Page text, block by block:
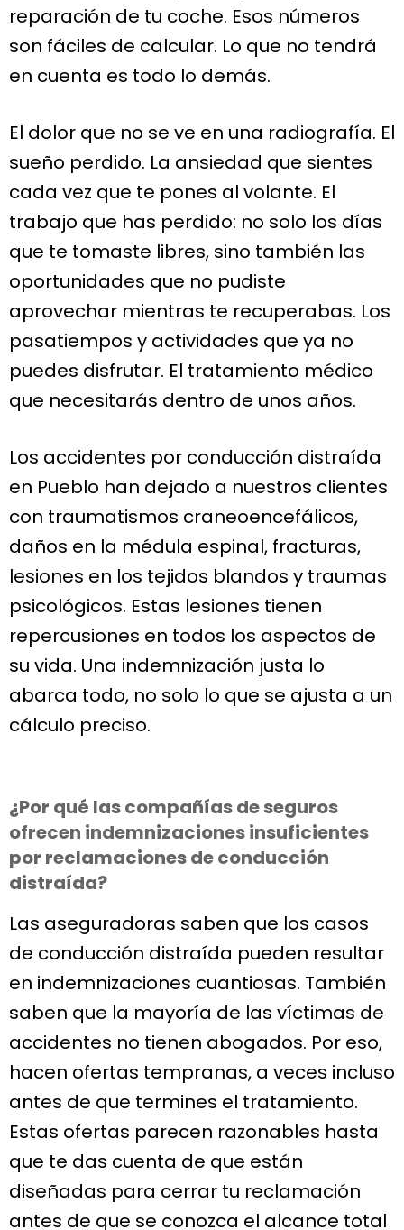
reparación de tu coche. Esos números
son fáciles de calcular. Lo que no tendrá
en cuenta es todo lo demás.
El dolor que no se ve en una radiografía. El
sueño perdido. La ansiedad que sientes
cada vez que te pones al volante. El
trabajo que has perdido: no solo los días
que te tomaste libres, sino también las
oportunidades que no pudiste
aprovechar mientras te recuperabas. Los
pasatiempos y actividades que ya no
puedes disfrutar. El tratamiento médico
que necesitarás dentro de unos años.
Los accidentes por conducción distraída
en Pueblo han dejado a nuestros clientes
con traumatismos craneoencefálicos,
daños en la médula espinal, fracturas,
lesiones en los tejidos blandos y traumas
psicológicos. Estas lesiones tienen
repercusiones en todos los aspectos de
su vida. Una indemnización justa lo
abarca todo, no solo lo que se ajusta a un
cálculo preciso.
¿Por qué las compañías de seguros
ofrecen indemnizaciones insuficientes
por reclamaciones de conducción
distraída?
Las aseguradoras saben que los casos
de conducción distraída pueden resultar
en indemnizaciones cuantiosas. También
saben que la mayoría de las víctimas de
accidentes no tienen abogados. Por eso,
hacen ofertas tempranas, a veces incluso
antes de que termines el tratamiento.
Estas ofertas parecen razonables hasta
que te das cuenta de que están
diseñadas para cerrar tu reclamación
antes de que se conozca el alcance total